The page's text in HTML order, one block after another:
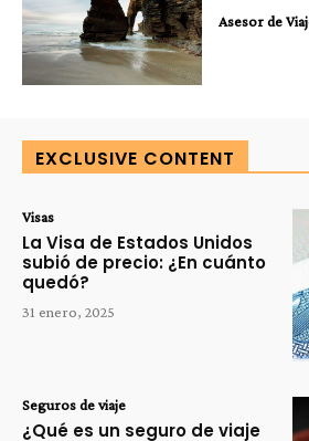
Asesor de
EXCLUSIVE CONTENT
Visas
La Visa de Estados Unidos
subió de precio: ¿En cuánto
quedó?
31 enero, 2025
Seguros de viaje
¿Qué es un seguro de viaje